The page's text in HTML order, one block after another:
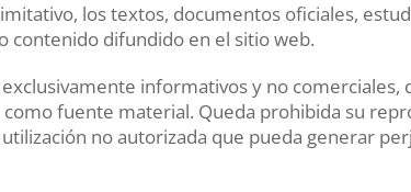
los textos, documentos oficiales,
contenido difundido en el sitio web.
informativos y no
fuente material. Queda prohibida su
no autorizada que pueda generar